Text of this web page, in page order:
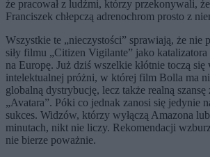
że pracował z ludźmi, którzy przekonywali,
Franciszek chłepczą adrenochrom prosto z
Wszystkie te „nieczystości” sprawiają, że nie
siły filmu „Citizen Vigilante” jako
na Europę. Już dziś wszelkie kłótnie toczą
intelektualnej próżni, w której film Bolla ma
globalną dystrybucję, lecz także realną
„Avatara”. Póki co jednak zanosi się jedynie
sukces. Widzów, którzy wyłączą Amazona
minutach, nikt nie liczy. Rekomendacji
nie bierze poważnie.